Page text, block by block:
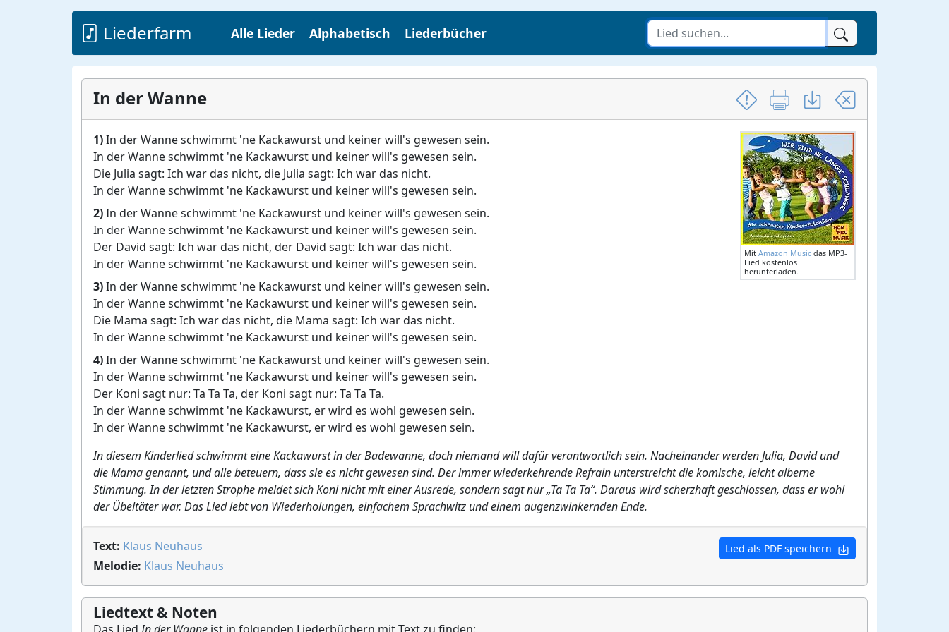
Liederfarm Alle Lieder Alphabetisch Liederbücher
In der Wanne
Mit Amazon Music das MP3-
Lied kostenlos
herunterladen.
1)In der Wanne schwimmt 'ne Kackawurst und keiner will's gewesen sein.
In der Wanne schwimmt 'ne Kackawurst und keiner will's gewesen sein.
Die Julia sagt: Ich war das nicht, die Julia sagt: Ich war das nicht.
In der Wanne schwimmt 'ne Kackawurst und keiner will's gewesen sein.
2)In der Wanne schwimmt 'ne Kackawurst und keiner will's gewesen sein.
In der Wanne schwimmt 'ne Kackawurst und keiner will's gewesen sein.
Der David sagt: Ich war das nicht, der David sagt: Ich war das nicht.
In der Wanne schwimmt 'ne Kackawurst und keiner will's gewesen sein.
3)In der Wanne schwimmt 'ne Kackawurst und keiner will's gewesen sein.
In der Wanne schwimmt 'ne Kackawurst und keiner will's gewesen sein.
Die Mama sagt: Ich war das nicht, die Mama sagt: Ich war das nicht.
In der Wanne schwimmt 'ne Kackawurst und keiner will's gewesen sein.
4)In der Wanne schwimmt 'ne Kackawurst und keiner will's gewesen sein.
In der Wanne schwimmt 'ne Kackawurst und keiner will's gewesen sein.
Der Koni sagt nur: Ta Ta Ta, der Koni sagt nur: Ta Ta Ta.
In der Wanne schwimmt 'ne Kackawurst, er wird es wohl gewesen sein.
In der Wanne schwimmt 'ne Kackawurst, er wird es wohl gewesen sein.
In diesem Kinderlied schwimmt eine Kackawurst in der Badewanne, doch niemand will dafür verantwortlich sein. Nacheinander werden Julia, David und
die Mama genannt, und alle beteuern, dass sie es nicht gewesen sind. Der immer wiederkehrende Refrain unterstreicht die komische, leicht alberne
Stimmung. In der letzten Strophe meldet sich Koni nicht mit einer Ausrede, sondern sagt nur „Ta Ta Ta“. Daraus wird scherzhaft geschlossen, dass er wohl
der Übeltäter war. Das Lied lebt von Wiederholungen, einfachem Sprachwitz und einem augenzwinkernden Ende.
Lied als PDF speichern
Text: Klaus Neuhaus
Melodie: Klaus Neuhaus
Liedtext & Noten